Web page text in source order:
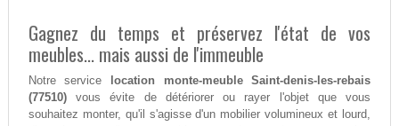
Gagnez du temps et préservez l'état de vos
meubles... mais aussi de l'immeuble
Notre service
location monte-meuble Saint-denis-les-rebais
(77510)vous évite de détériorer ou rayer l'objet que vous
souhaitez monter, qu'il s'agisse d'un mobilier volumineux et lourd,